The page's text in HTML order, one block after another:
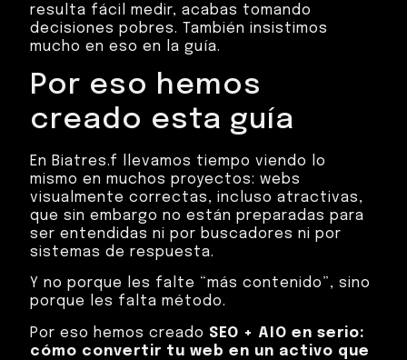
resulta fácil medir, acabas tomando
decisiones pobres. También insistimos
mucho en eso en la guía.
Por eso hemos
creado esta guía
En Biatres.f llevamos tiempo viendo lo
mismo en muchos proyectos: webs
visualmente correctas, incluso atractivas,
que sin embargo no están preparadas para
ser entendidas ni por buscadores ni por
sistemas de respuesta.
Y no porque les falte “más contenido”, sino
porque les falta método.
Por eso hemos creado SEO + AIO en serio:
cómo convertir tu web en un activo que